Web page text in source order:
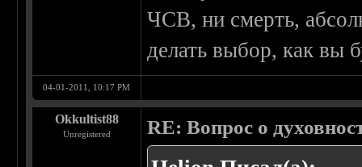
ЧСВ, ни смерть,
делать выбор, как вы
04-01-2011, 10:17 PM
Okkultist88
Unregistered RE: Вопрос о